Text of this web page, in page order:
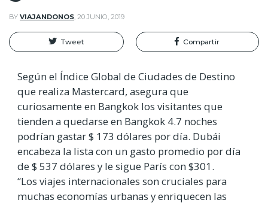
BY VIAJANDONOS, 20 JUNIO, 2019
Tweet Compartir
Según el Índice Global de Ciudades de Destino
que realiza Mastercard, asegura que
curiosamente en Bangkok los visitantes que
tienden a quedarse en Bangkok 4.7 noches
podrían gastar $ 173 dólares por día. Dubái
encabeza la lista con un gasto promedio por día
de $ 537 dólares y le sigue París con $301.
“Los viajes internacionales son cruciales para
muchas economías urbanas y enriquecen las